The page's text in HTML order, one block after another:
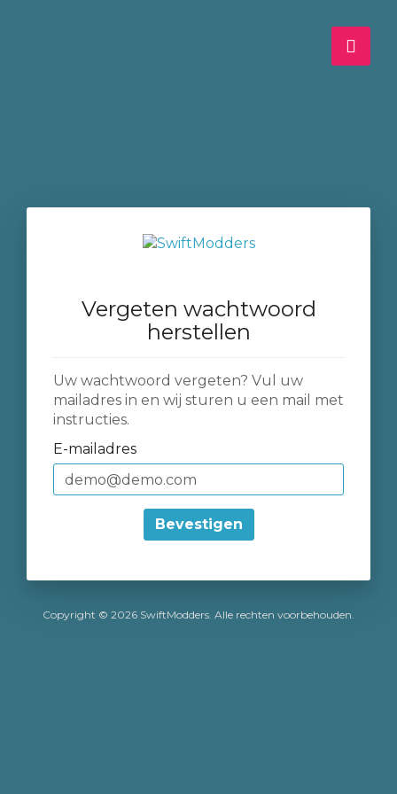
Vergeten wachtwoord
herstellen
Uw wachtwoord vergeten? Vul uw
mailadres in en wij sturen u een mail met
instructies.
E-mailadres
Bevestigen
Copyright © 2026 SwiftModders. Alle rechten voorbehouden.